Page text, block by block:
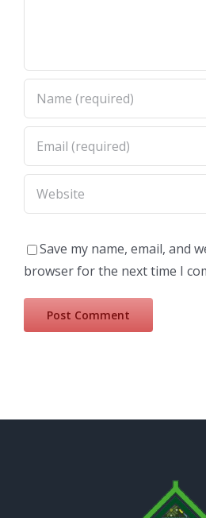
Save my name, email, and
browser for the next time I